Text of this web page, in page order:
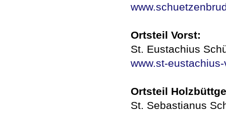
Ortsteil Vorst:
St. Eustachius
www.st-
Ortsteil
St. Sebastianus